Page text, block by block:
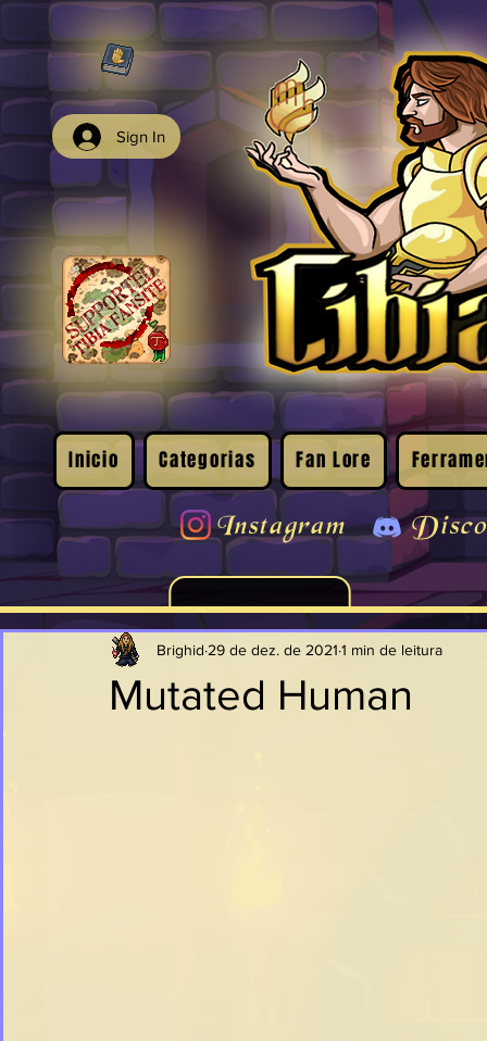
Sign In
Inicio Categorias Fan Lore
Instagram
Mutated Human
Brighid 29 de dez. de 2021 1 min de leitura